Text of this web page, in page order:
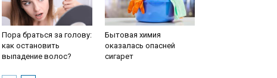
Пора браться за голову:
как остановить
выпадение волос?
Бытовая химия
оказалась опасней
сигарет